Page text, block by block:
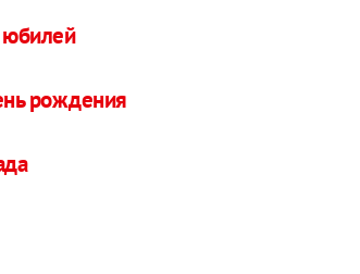
юбилей
рождения